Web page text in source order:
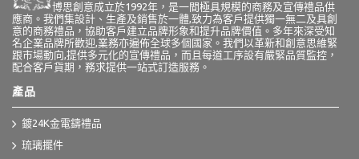
博思創意成立於1992年，是一間極具規模的商務及宣傳禮品供
應商。我們集設計、生產及銷售於一體,致力為客戶提供獨一無二及具創
意的商務禮品，協助客戶建立品牌形象和提升品牌價值。多年來深受知
名企業品牌所歡迎,業務亦遍佈全球多個國家。我們以革新和創意思維緊
跟市場動向,提供多元化的宣傳禮品，而且每道工序設有嚴緊品質監控，
配合客戶貨期，務求提供一站式訂造服務。
產品
鍍24K金電鑄禮品
琉璃擺件